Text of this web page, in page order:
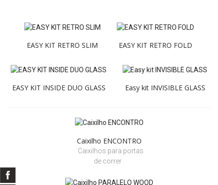
EASY KIT RETRO SLIM EASY KIT RETRO FOLD
EASY KIT INSIDE DUO GLASS Easy kit INVISIBLE GLASS
Caixilho ENCONTRO
Caixilhos para portas
de correr